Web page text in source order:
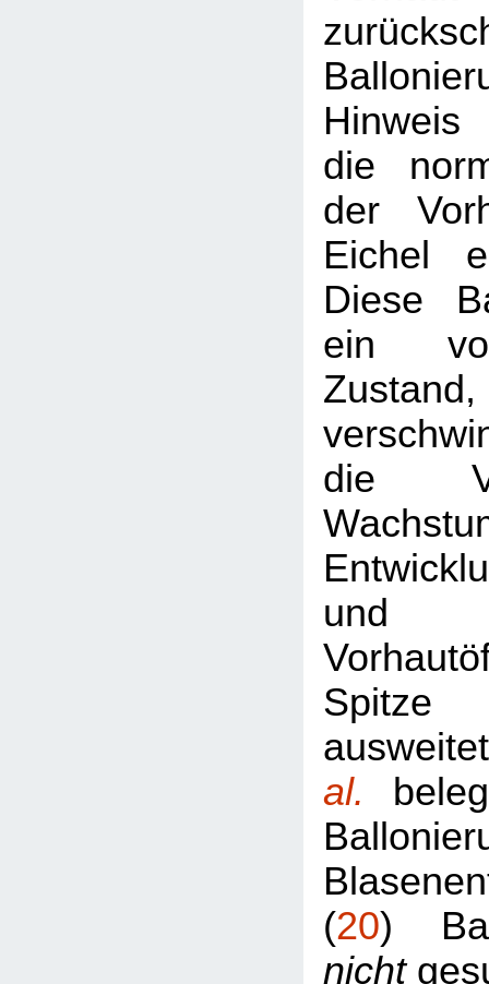
die
der
Eichel
Diese
ein
die
und
Spitze
al.
(20)
nicht